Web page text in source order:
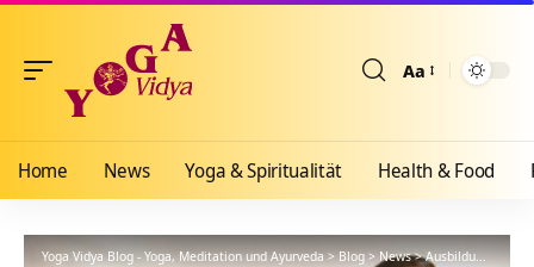
Aa
Home News Yoga & Spiritualität Health & Food
Yoga Vidya Blog - Yoga, Meditation und Ayurveda>Blog>News>Ausbildungen >